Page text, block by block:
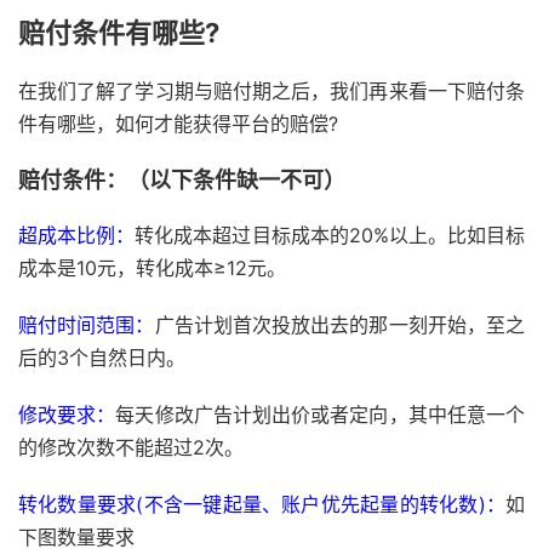
赔付条件有哪些?
在我们了解了学习期与赔付期之后，我们再来看一下赔付条
件有哪些，如何才能获得平台的赔偿?
赔付条件：（以下条件缺一不可）
超成本比例：转化成本超过目标成本的20%以上。比如目标
成本是10元，转化成本≥12元。
赔付时间范围： 广告计划首次投放出去的那一刻开始，至之
后的3个自然日内。
修改要求：每天修改广告计划出价或者定向，其中任意一个
的修改次数不能超过2次。
转化数量要求(不含一键起量、账户优先起量的转化数)： 如
下图数量要求